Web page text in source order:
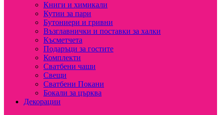
Книги и химикали
Кутии за пари
Бутониери и гривни
Възглавнички и поставки за халки
Късметчета
Подаръци за гостите
Комплекти
Сватбени чаши
Свещи
Сватбени Покани
Бокали за църква
Декорации